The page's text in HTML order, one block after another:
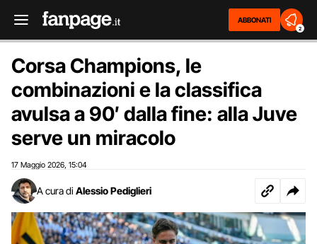
ABBONATI
2
Corsa Champions, le
combinazioni e la classifica
avulsa a 90′ dalla fine: alla Juve
serve un miracolo
17 Maggio 2026 15:04
A cura di Alessio Pediglieri